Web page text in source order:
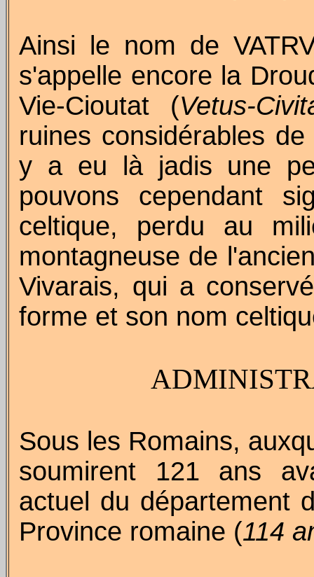
Ainsi le nom de
s'appelle encore la
Vie-Cioutat (Vetus-
ruines considérables
y a eu là jadis une
pouvons cependant
celtique, perdu au
montagneuse de
Vivarais, qui a
forme et son nom
Sous les Romains,
soumirent 121 ans
actuel du département
Province romaine (114